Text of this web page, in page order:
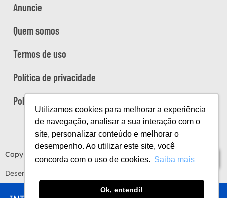
Utilizamos cookies para melhorar a experiência
de navegação, analisar a sua interação com o
site, personalizar conteúdo e melhorar o
desempenho. Ao utilizar este site, você
concorda com o uso de cookies. Saiba mais
Ok, entendi!
Índice
Anuncie
Quem somos
Termos de uso
Política de privacidade
Política de cookies
Copyright Viaje na Viagem © 2026
Desenvolvido por